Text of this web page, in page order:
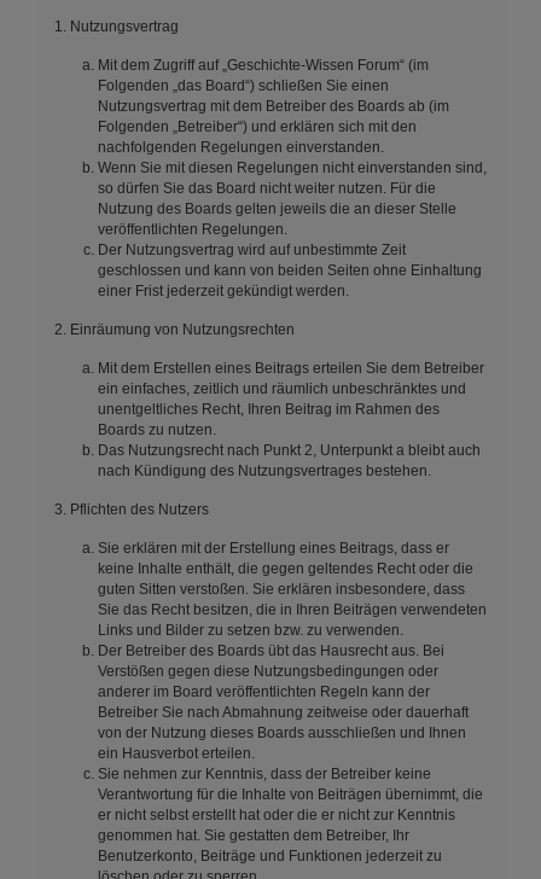
1. Nutzungsvertrag
Mit dem Zugriff auf „Geschichte-Wissen Forum“ (im
Folgenden „das Board“) schließen Sie einen
Nutzungsvertrag mit dem Betreiber des Boards ab (im
Folgenden „Betreiber“) und erklären sich mit den
nachfolgenden Regelungen einverstanden.
Wenn Sie mit diesen Regelungen nicht einverstanden sind,
so dürfen Sie das Board nicht weiter nutzen. Für die
Nutzung des Boards gelten jeweils die an dieser Stelle
veröffentlichten Regelungen.
Der Nutzungsvertrag wird auf unbestimmte Zeit
geschlossen und kann von beiden Seiten ohne Einhaltung
einer Frist jederzeit gekündigt werden.
2. Einräumung von Nutzungsrechten
Mit dem Erstellen eines Beitrags erteilen Sie dem Betreiber
ein einfaches, zeitlich und räumlich unbeschränktes und
unentgeltliches Recht, Ihren Beitrag im Rahmen des
Boards zu nutzen.
Das Nutzungsrecht nach Punkt 2, Unterpunkt a bleibt auch
nach Kündigung des Nutzungsvertrages bestehen.
3. Pflichten des Nutzers
Sie erklären mit der Erstellung eines Beitrags, dass er
keine Inhalte enthält, die gegen geltendes Recht oder die
guten Sitten verstoßen. Sie erklären insbesondere, dass
Sie das Recht besitzen, die in Ihren Beiträgen verwendeten
Links und Bilder zu setzen bzw. zu verwenden.
Der Betreiber des Boards übt das Hausrecht aus. Bei
Verstößen gegen diese Nutzungsbedingungen oder
anderer im Board veröffentlichten Regeln kann der
Betreiber Sie nach Abmahnung zeitweise oder dauerhaft
von der Nutzung dieses Boards ausschließen und Ihnen
ein Hausverbot erteilen.
Sie nehmen zur Kenntnis, dass der Betreiber keine
Verantwortung für die Inhalte von Beiträgen übernimmt, die
er nicht selbst erstellt hat oder die er nicht zur Kenntnis
genommen hat. Sie gestatten dem Betreiber, Ihr
Benutzerkonto, Beiträge und Funktionen jederzeit zu